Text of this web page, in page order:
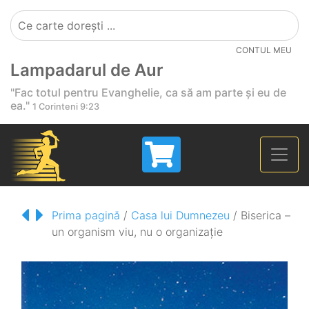
CONTUL MEU
Lampadarul de Aur
"Fac totul pentru Evanghelie, ca să am parte și eu de
ea." 1 Corinteni 9:23
Prima pagină / Casa lui Dumnezeu / Biserica –
un organism viu, nu o organizație